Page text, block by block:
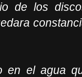
de los
en el agua